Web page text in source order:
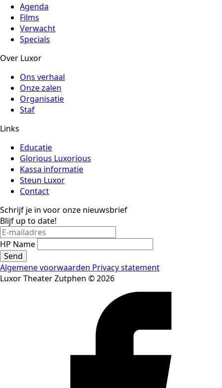
Agenda
Films
Verwacht
Specials
Over Luxor
Ons verhaal
Onze zalen
Organisatie
Staf
Links
Educatie
Glorious Luxorious
Kassa informatie
Steun Luxor
Contact
Schrijf je in voor onze nieuwsbrief
Blijf up to date!
HP Name
Send
Algemene voorwaarden Privacy statement
Luxor Theater Zutphen © 2026